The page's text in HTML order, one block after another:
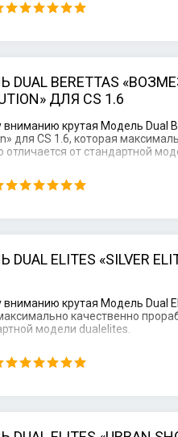
DUAL BERETTAS
ДЛЯ CS 1.6
вниманию крутая Модель Dual
для CS 1.6, которая
отличается от стандартной
ELITES «SILVER
крутая Модель Dual
качественно
модели dualelites.